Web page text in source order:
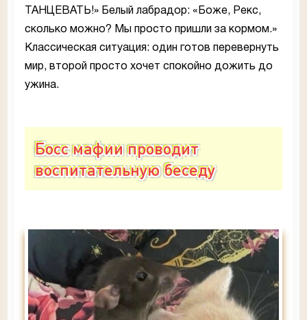
ТАНЦЕВАТЬ!» Белый лабрадор: «Боже, Рекс,
сколько можно? Мы просто пришли за кормом.»
Классическая ситуация: один готов перевернуть
мир, второй просто хочет спокойно дожить до
ужина.
Босс мафии проводит
воспитательную беседу